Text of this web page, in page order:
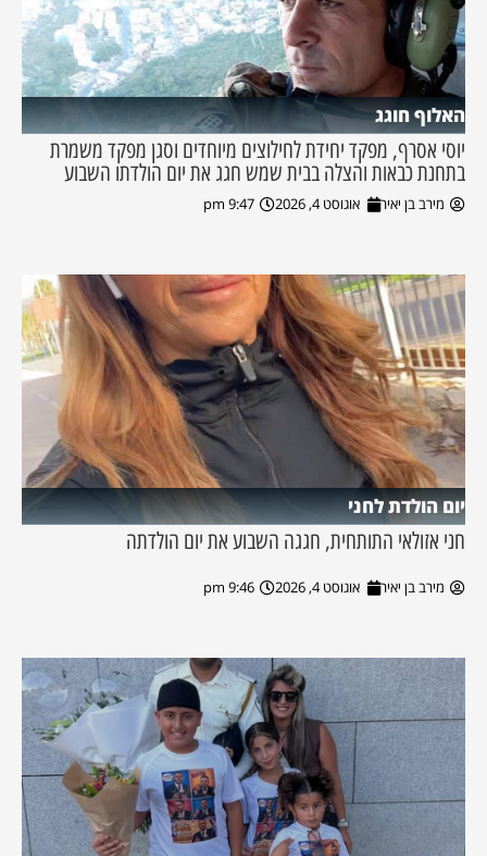
האלוף חוגג
יוסי אסרף, מפקד יחידת לחילוצים מיוחדים וסגן מפקד משמרת
בתחנת כבאות והצלה בבית שמש חגג את יום הולדתו השבוע
מירב בן יאיר אוגוסט 4, 2026 9:47 pm
יום הולדת לחני
חני אזולאי התותחית, חגגה השבוע את יום הולדתה
מירב בן יאיר אוגוסט 4, 2026 9:46 pm